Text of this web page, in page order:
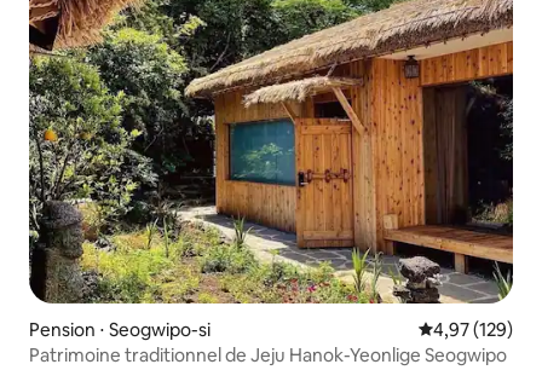
Pension ⋅ Seogwipo-si Évaluation
4,97 (129)
Patrimoine traditionnel de Jeju Hanok-Yeonlige Seogwipo